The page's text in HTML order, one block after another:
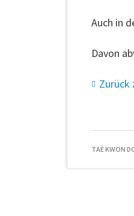
Auch in
Davon
Zurück
NAVIGATION
TAE KWON